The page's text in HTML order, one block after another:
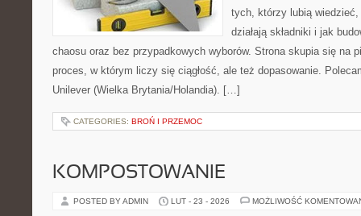
tych, którzy lubią wiedzieć,
działają składniki i jak
chaosu oraz bez przypadkowych wyborów. Strona skupia się na
proces, w którym liczy się ciągłość, ale też dopasowanie.
Unilever (Wielka Brytania/Holandia). […]
CATEGORIES: BROŃ I PRZEMOC
KOMPOSTOWANIE
POSTED BY ADMIN LUT - 23 - 2026 MOŻLIWOŚĆ